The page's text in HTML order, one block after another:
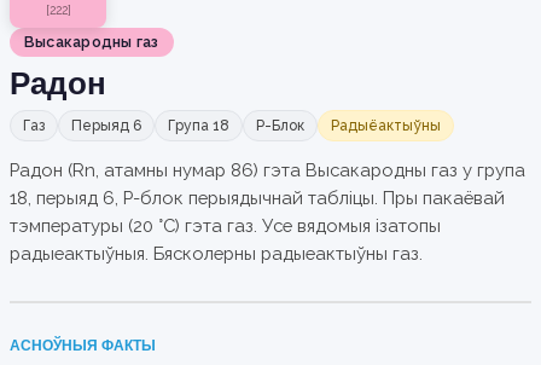
[222]
Высакародны газ
Радон
Газ Перыяд 6 Група 18 P-Блок Радыёактыўны
Радон (Rn, атамны нумар 86) гэта Высакародны газ у група
18, перыяд 6, P-блок перыядычнай табліцы. Пры пакаёвай
тэмпературы (20 °C) гэта газ. Усе вядомыя ізатопы
радыеактыўныя. Бясколерны радыеактыўны газ.
АСНОЎНЫЯ ФАКТЫ